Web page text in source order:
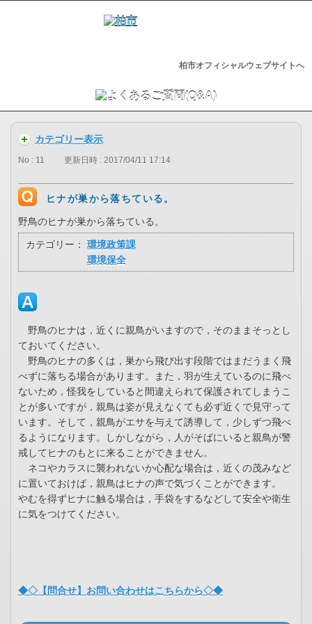
柏市オフィシャルウェブサイトへ
カテゴリー表示
No : 11 更新日時 : 2017/04/11 17:14
ヒナが巣から落ちている。
野鳥のヒナが巣から落ちている。
カテゴリー：
環境政策課
環境保全
野鳥のヒナは，近くに親鳥がいますので，そのままそっとし
ておいてください。
野鳥のヒナの多くは，巣から飛び出す段階ではまだうまく飛
べずに落ちる場合があります。また，羽が生えているのに飛べ
ないため，怪我をしていると間違えられて保護されてしまうこ
とが多いですが，親鳥は姿が見えなくても必ず近くで見守って
います。そして，親鳥がエサを与えて誘導して，少しずつ飛べ
るようになります。しかしながら，人がそばにいると親鳥が警
戒してヒナのもとに来ることができません。
ネコやカラスに襲われないか心配な場合は，近くの茂みなど
に置いておけば，親鳥はヒナの声で気づくことができます。
やむを得ずヒナに触る場合は，手袋をするなどして安全や衛生
に気をつけてください。
◆◇【問合せ】お問い合わせはこちらから◇◆